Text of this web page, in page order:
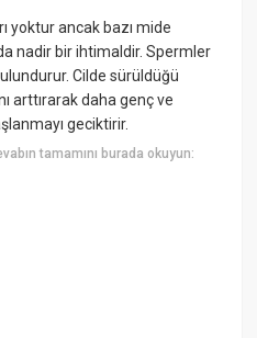
yoktur ancak bazı mide
nadir bir ihtimaldir. Spermler
Cilde sürüldüğü
arttırarak daha genç ve
geciktirir.
tamamını burada okuyun: